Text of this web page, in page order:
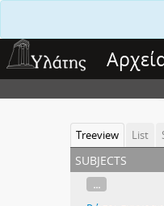
Treeview List
subjects
...